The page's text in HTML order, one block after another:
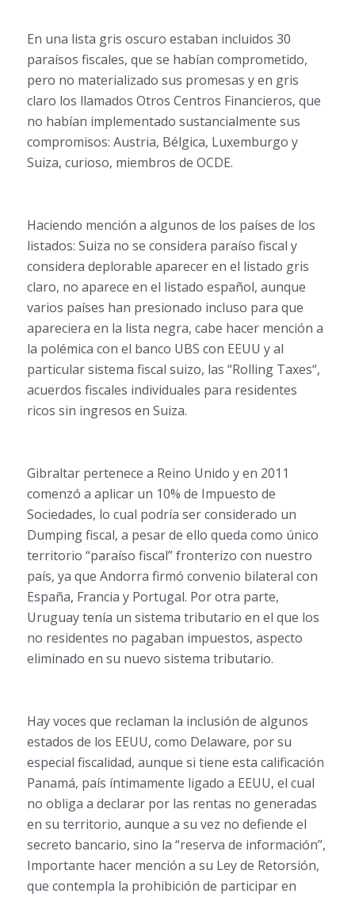
En una lista gris oscuro estaban incluidos 30
paraísos fiscales, que se habían comprometido,
pero no materializado sus promesas y en gris
claro los llamados Otros Centros Financieros, que
no habían implementado sustancialmente sus
compromisos: Austria, Bélgica, Luxemburgo y
Suiza, curioso, miembros de OCDE.
Haciendo mención a algunos de los países de los
listados: Suiza no se considera paraíso fiscal y
considera deplorable aparecer en el listado gris
claro, no aparece en el listado español, aunque
varios países han presionado incluso para que
apareciera en la lista negra, cabe hacer mención a
la polémica con el banco UBS con EEUU y al
particular sistema fiscal suizo, las “Rolling Taxes“,
acuerdos fiscales individuales para residentes
ricos sin ingresos en Suiza.
Gibraltar pertenece a Reino Unido y en 2011
comenzó a aplicar un 10% de Impuesto de
Sociedades, lo cual podría ser considerado un
Dumping fiscal, a pesar de ello queda como único
territorio “paraíso fiscal” fronterizo con nuestro
país, ya que Andorra firmó convenio bilateral con
España, Francia y Portugal. Por otra parte,
Uruguay tenía un sistema tributario en el que los
no residentes no pagaban impuestos, aspecto
eliminado en su nuevo sistema tributario.
Hay voces que reclaman la inclusión de algunos
estados de los EEUU, como Delaware, por su
especial fiscalidad, aunque si tiene esta calificación
Panamá, país íntimamente ligado a EEUU, el cual
no obliga a declarar por las rentas no generadas
en su territorio, aunque a su vez no defiende el
secreto bancario, sino la “reserva de información”,
Importante hacer mención a su Ley de Retorsión,
que contempla la prohibición de participar en